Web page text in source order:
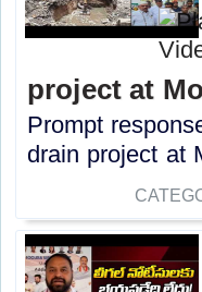
project at
Prompt
drain project at